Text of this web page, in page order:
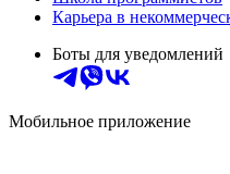
Карьера в
Боты для уведомлений
Мобильное приложение